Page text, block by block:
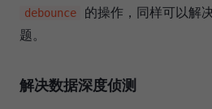
debounce 的操作，同样可以解
题。
解决数据深度侦测